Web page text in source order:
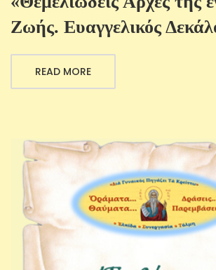
Ζωής. Ευαγγελικός
READ MORE